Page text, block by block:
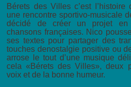
Bérets des Villes c’est
une rencontre sportivo-musicale
décidé de créer un projet en
chansons françaises. Nico
ses textes pour partager des
touches denostalgie positive ou
arrose le tout d’une musique
cela «Bérets des Villes», deux
voix et de la bonne humeur.